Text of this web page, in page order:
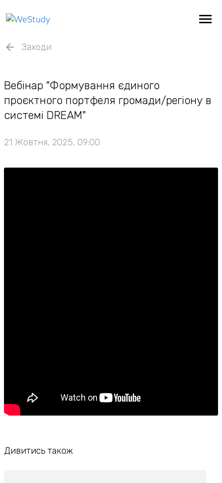
Заходи
Вебінар "Формування єдиного
проєктного портфеля громади/регіону в
системі DREAM"
21 Жовтня, 2025, 09:00
Дивитись також